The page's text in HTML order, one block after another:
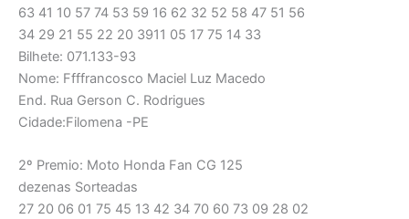
63 41 10 57 74 53 59 16 62 32 52 58 47 51 56
34 29 21 55 22 20 3911 05 17 75 14 33
Bilhete: 071.133-93
Nome: Ffffrancosco Maciel Luz Macedo
End. Rua Gerson C. Rodrigues
Cidade:Filomena -PE
2º Premio: Moto Honda Fan CG 125
dezenas Sorteadas
27 20 06 01 75 45 13 42 34 70 60 73 09 28 02